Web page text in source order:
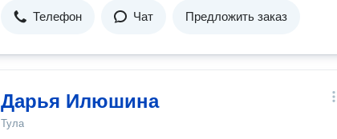
Телефон Чат Предложить заказ
Дарья Илюшина
Тула